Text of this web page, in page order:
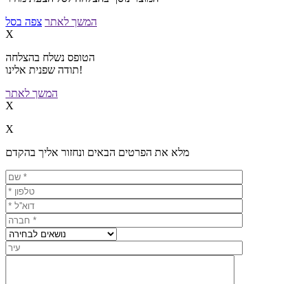
המשך לאתר צפה בסל
X
הטופס נשלח בהצלחה
תודה שפנית אלינו!
המשך לאתר
X
X
מלא את הפרטים הבאים ונחזור אליך בהקדם